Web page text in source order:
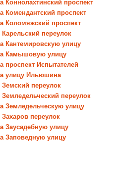
проспект
Комендантский проспект
Коломяжский проспект
переулок
Кантемировскую улицу
Камышовую улицу
проспект Испытателей
улицу Ильюшина
переулок
переулок
Земледельческую улицу
переулок
Заусадебную улицу
Заповедную улицу